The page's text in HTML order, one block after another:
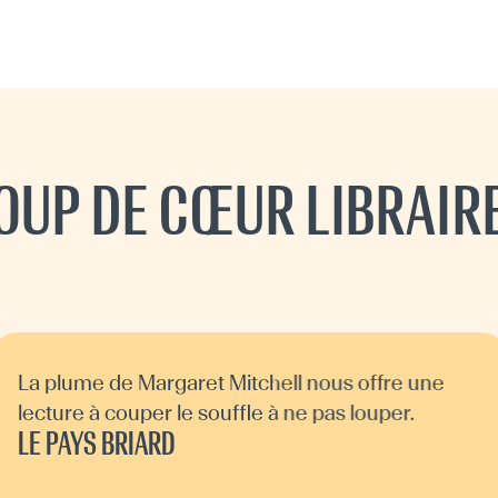
DE CŒUR
La plume de Margaret Mitchell nous offre une
lecture à couper le souffle à ne pas louper.
LE PAYS BRIARD